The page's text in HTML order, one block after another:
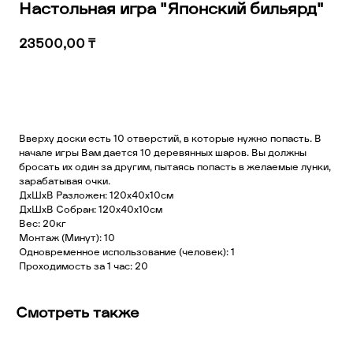
Настольная игра "Японский бильярд"
23500,00 ₸
Вверху доски есть 10 отверстий, в которые нужно попасть. В
начале игры Вам дается 10 деревянных шаров. Вы должны
бросать их один за другим, пытаясь попасть в желаемые лунки,
зарабатывая очки.
ДхШхВ Разложен: 120х40х10см
ДхШхВ Собран: 120х40х10см
Вес: 20кг
Монтаж (Минут): 10
Одновременное использование (человек): 1
Проходимость за 1 час: 20
Смотреть также